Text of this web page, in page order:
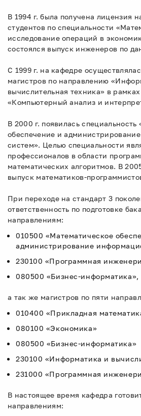
В 1994 г. была получена лицензия
студентов по специальности
исследование операций в
состоялся выпуск инженеров по
С 1999 г. на кафедре
магистров по направлению
вычислительная техника» в
«Компьютерный анализ и
В 2000 г. появилась
обеспечение и
систем». Целью специальности
профессионалов в области
математических алгоритмов. В
выпуск математиков-
При переходе на стандарт 3
ответственность по подготовке
направлениям:
010500 «Математическое
администрирование
230100 «Программная
080500 «Бизнес-информатика»,
а так же магистров по пяти
010400 «Прикладная
080100 «Экономика»
080500 «Бизнес-информатика»
230100 «Информатика и
231000 «Программная
В настоящее время кафедра
направлениям: